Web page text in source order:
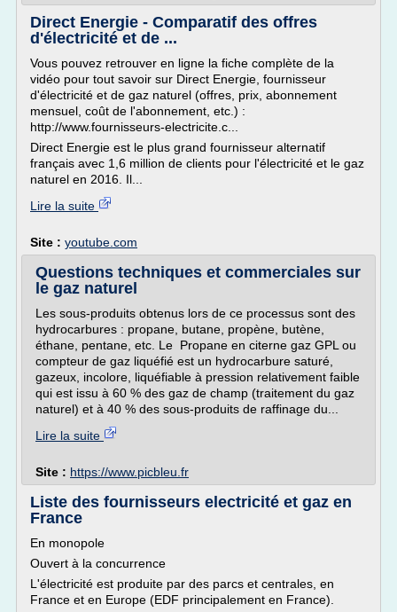
Direct Energie - Comparatif des offres
d'électricité et de ...
Vous pouvez retrouver en ligne la fiche complète de la
vidéo pour tout savoir sur Direct Energie, fournisseur
d'électricité et de gaz naturel (offres, prix, abonnement
mensuel, coût de l'abonnement, etc.) :
http://www.fournisseurs-electricite.c...
Direct Energie est le plus grand fournisseur alternatif
français avec 1,6 million de clients pour l'électricité et le gaz
naturel en 2016. Il...
Lire la suite
Site : youtube.com
Questions techniques et commerciales sur
le gaz naturel
Les sous-produits obtenus lors de ce processus sont des
hydrocarbures : propane, butane, propène, butène,
éthane, pentane, etc. Le Propane en citerne gaz GPL ou
compteur de gaz liquéfié est un hydrocarbure saturé,
gazeux, incolore, liquéfiable à pression relativement faible
qui est issu à 60 % des gaz de champ (traitement du gaz
naturel) et à 40 % des sous-produits de raffinage du...
Lire la suite
Site : https://www.picbleu.fr
Liste des fournisseurs electricité et gaz en
France
En monopole
Ouvert à la concurrence
L'électricité est produite par des parcs et centrales, en
France et en Europe (EDF principalement en France).